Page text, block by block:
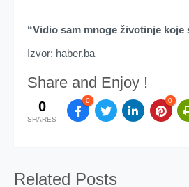
“Vidio sam mnoge životinje
Izvor: haber.ba
Share and Enjoy !
0
SHARES
0 0
Related Posts